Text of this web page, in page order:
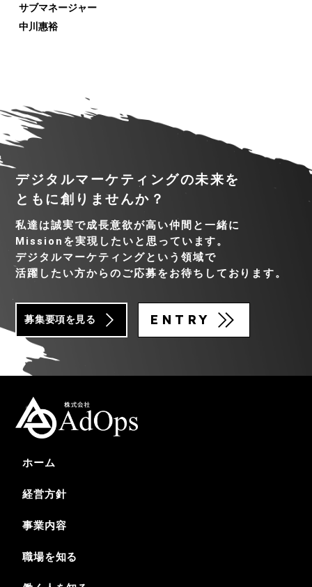
サブマネージャー
中川惠裕
デジタルマーケティングの未来を
ともに創りませんか？
私達は誠実で成長意欲が高い仲間と一緒に
Missionを実現したいと思っています。
デジタルマーケティングという領域で
活躍したい方からのご応募をお待ちしております。
募集要項を見る ENTRY
ホーム
経営方針
事業内容
職場を知る